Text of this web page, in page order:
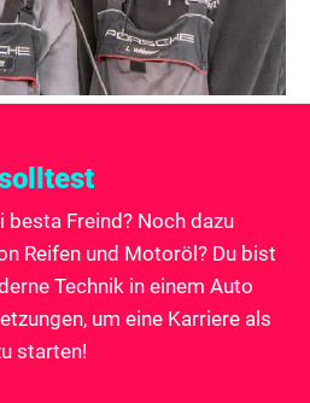
besta Freind? Noch dazu
Reifen und Motoröl? Du bist
Technik in einem Auto
um eine Karriere als
starten!